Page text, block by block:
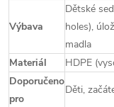
Výbava
Dětské
holes),
madla
Materiál
HDPE
Doporučeno
pro
Děti,